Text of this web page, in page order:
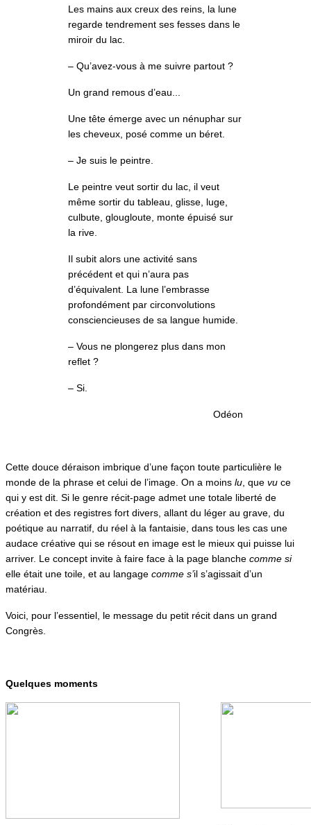
Les mains aux creux des reins, la lune
regarde tendrement ses fesses dans le
miroir du lac.
– Qu’avez-vous à me suivre partout ?
Un grand remous d’eau...
Une tête émerge avec un nénuphar sur
les cheveux, posé comme un béret.
– Je suis le peintre.
Le peintre veut sortir du lac, il veut
même sortir du tableau, glisse, luge,
culbute, glougloute, monte épuisé sur
la rive.
Il subit alors une activité sans
précédent et qui n’aura pas
d’équivalent. La lune l’embrasse
profondément par circonvolutions
consciencieuses de sa langue humide.
– Vous ne plongerez plus dans mon
reflet ?
– Si.
Odéon
Cette douce déraison imbrique d’une façon toute particulière le
monde de la phrase et celui de l’image. On a moins lu , que vu ce
qui y est dit. Si le genre récit-page admet une totale liberté de
création et des registres fort divers, allant du léger au grave, du
poétique au narratif, du réel à la fantaisie, dans tous les cas une
audace créative qui se résout en image est le mieux qui puisse lui
arriver. Le concept invite à faire face à la page blanche comme si
elle était une toile, et au langage comme s’il s’agissait d’un
matériau.
Voici, pour l’essentiel, le message du petit récit dans un grand
Congrès.
Quelques moments